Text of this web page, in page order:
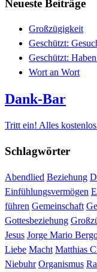
Neueste Beiträge
Großzügigkeit
Geschützt:
Geschützt:
Wort an Wort
Dank-Bar
Tritt ein! Alles
Schlagwörter
Abendlied Beziehung
Einfühlungsvermögen
führen Gemeinschaft
Gottesbeziehung
Jesus Jorge Mario
Liebe Macht Matthias
Niebuhr Organismus